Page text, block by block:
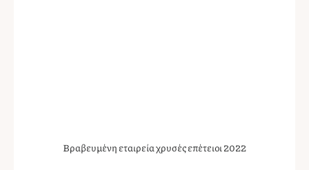
Βραβευμένη εταιρεία χρυσές επέτειοι 2022